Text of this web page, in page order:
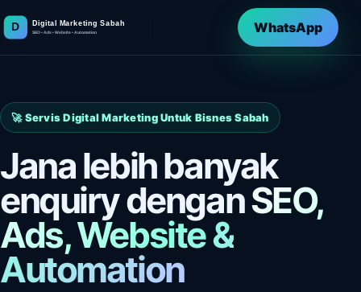
WhatsApp
🚀 Servis Digital Marketing Untuk Bisnes Sabah
Jana lebih banyak
enquiry denganSEO,
Ads, Website &
Automation